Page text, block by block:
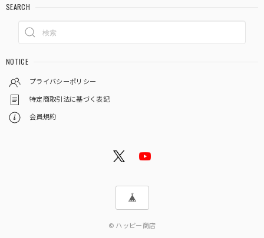
SEARCH
NOTICE
プライバシーポリシー
特定商取引法に基づく表記
会員規約
© ハッピー商店